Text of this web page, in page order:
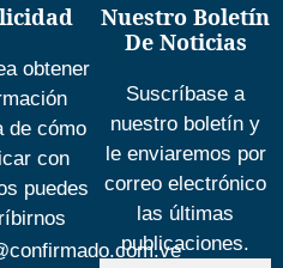
obtener
de cómo
con
puedes
Nuestro Boletín
De Noticias
Suscríbase a
nuestro boletín y
le enviaremos por
correo electrónico
las últimas
publicaciones.